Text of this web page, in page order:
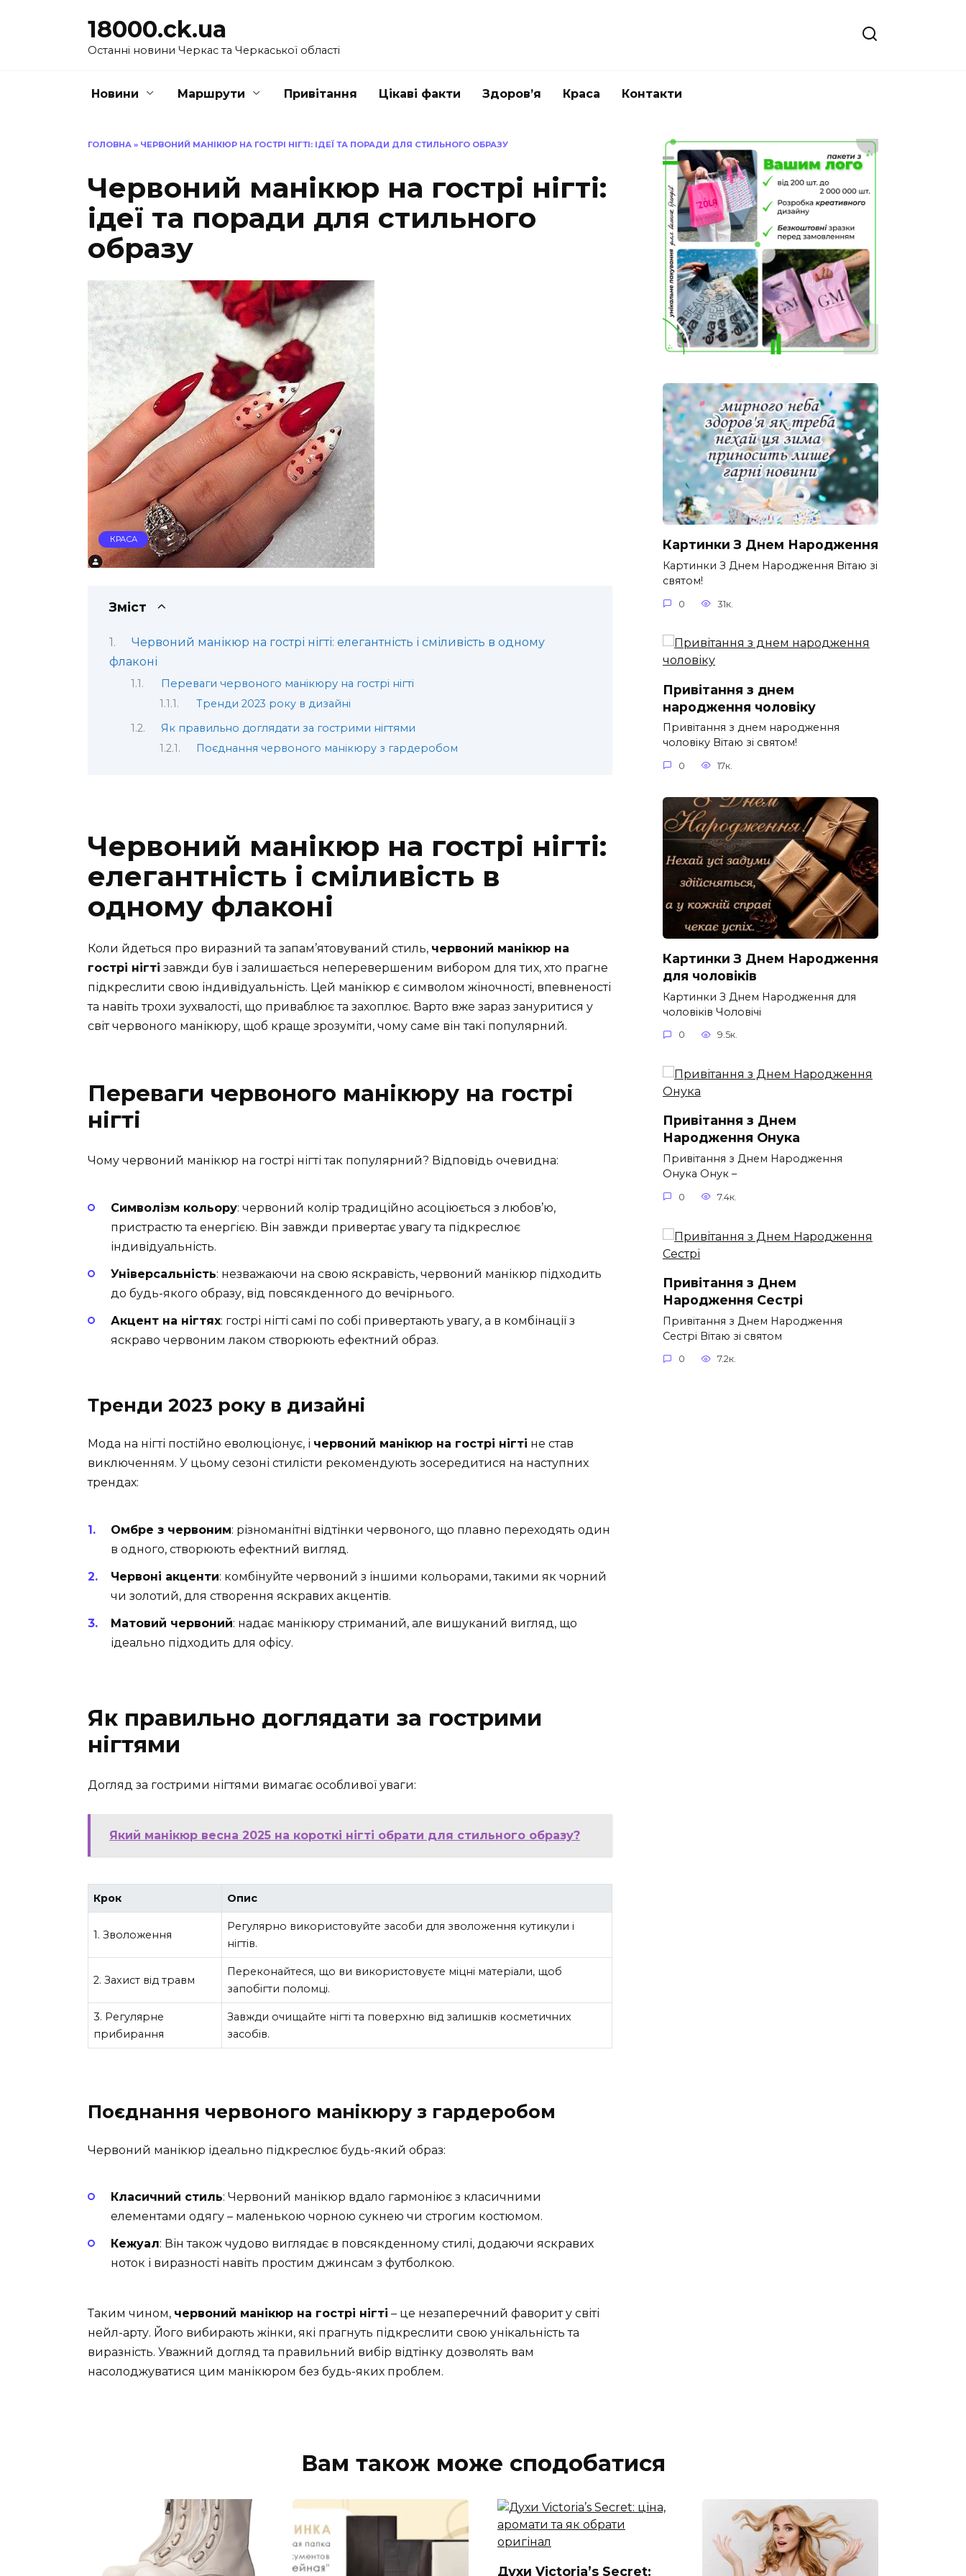
18000.ck.ua
Останні новини Черкас та Черкаської області
Новини Маршрути Привітання Цікаві факти Здоров’я Краса Контакти
ГОЛОВНА » ЧЕРВОНИЙ МАНІКЮР НА ГОСТРІ НІГТІ: ІДЕЇ ТА ПОРАДИ ДЛЯ СТИЛЬНОГО ОБРАЗУ
Червоний манікюр на гострі нігті:
ідеї та поради для стильного
образу
КРАСА
Зміст
Червоний манікюр на гострі нігті: елегантність і сміливість в одному
флаконі
Переваги червоного манікюру на гострі нігті
Тренди 2023 року в дизайні
Як правильно доглядати за гострими нігтями
Поєднання червоного манікюру з гардеробом
Червоний манікюр на гострі нігті:
елегантність і сміливість в
одному флаконі
Коли йдеться про виразний та запам’ятовуваний стиль, червоний манікюр на
гострі нігті завжди був і залишається неперевершеним вибором для тих, хто прагне
підкреслити свою індивідуальність. Цей манікюр є символом жіночності, впевненості
та навіть трохи зухвалості, що приваблює та захоплює. Варто вже зараз зануритися у
світ червоного манікюру, щоб краще зрозуміти, чому саме він такі популярний.
Переваги червоного манікюру на гострі
нігті
Чому червоний манікюр на гострі нігті так популярний? Відповідь очевидна:
Символізм кольору: червоний колір традиційно асоціюється з любов’ю,
пристрастю та енергією. Він завжди привертає увагу та підкреслює
індивідуальність.
Універсальність: незважаючи на свою яскравість, червоний манікюр підходить
до будь-якого образу, від повсякденного до вечірнього.
Акцент на нігтях: гострі нігті самі по собі привертають увагу, а в комбінації з
яскраво червоним лаком створюють ефектний образ.
Тренди 2023 року в дизайні
Мода на нігті постійно еволюціонує, і червоний манікюр на гострі нігті не став
виключенням. У цьому сезоні стилісти рекомендують зосередитися на наступних
трендах:
Омбре з червоним: різноманітні відтінки червоного, що плавно переходять один
в одного, створюють ефектний вигляд.
Червоні акценти: комбінуйте червоний з іншими кольорами, такими як чорний
чи золотий, для створення яскравих акцентів.
Матовий червоний: надає манікюру стриманий, але вишуканий вигляд, що
ідеально підходить для офісу.
Як правильно доглядати за гострими
нігтями
Догляд за гострими нігтями вимагає особливої уваги:
Який манікюр весна 2025 на короткі нігті обрати для стильного образу?
Крок Опис
1. Зволоження
Регулярно використовуйте засоби для зволоження кутикули і
нігтів.
2. Захист від травм
Переконайтеся, що ви використовуєте міцні матеріали, щоб
запобігти поломці.
3. Регулярне
прибирання
Завжди очищайте нігті та поверхню від залишків косметичних
засобів.
Поєднання червоного манікюру з гардеробом
Червоний манікюр ідеально підкреслює будь-який образ:
Класичний стиль: Червоний манікюр вдало гармоніює з класичними
елементами одягу – маленькою чорною сукнею чи строгим костюмом.
Кежуал: Він також чудово виглядає в повсякденному стилі, додаючи яскравих
ноток і виразності навіть простим джинсам з футболкою.
Таким чином, червоний манікюр на гострі нігті – це незаперечний фаворит у світі
нейл-арту. Його вибирають жінки, які прагнуть підкреслити свою унікальність та
виразність. Уважний догляд та правильний вибір відтінку дозволять вам
насолоджуватися цим манікюром без будь-яких проблем.
Картинки З Днем Народження
Картинки З Днем Народження Вітаю зі
святом!
0 31к.
Привітання з днем
народження чоловіку
Привітання з днем народження
чоловіку Вітаю зі святом!
0 17к.
Картинки З Днем Народження
для чоловіків​
Картинки З Днем Народження для
чоловіків​ Чоловічі
0 9.5к.
Привітання з Днем
Народження Онука
Привітання з Днем Народження
Онука Онук –
0 7.4к.
Привітання з Днем
Народження Сестрі
Привітання з Днем Народження
Сестрі Вітаю зі святом
0 7.2к.
Вам також може сподобатися
Духи Victoria’s Secret: